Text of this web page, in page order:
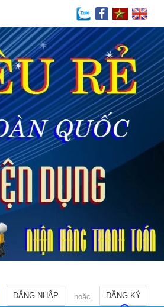
ĐĂNG KÝ
hoặc
ĐĂNG NHẬP